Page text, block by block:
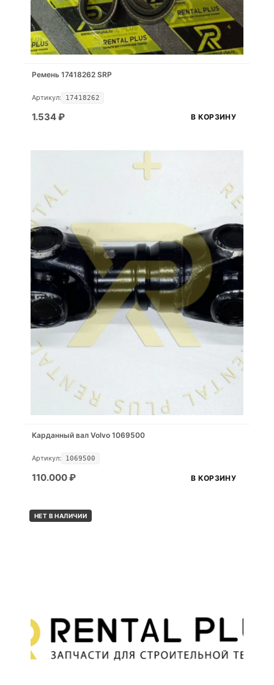
Ремень 17418262 SRP
Артикул: 17418262
1.534₽ В КОРЗИНУ
Карданный вал Volvo 1069500
Артикул: 1069500
110.000₽ В КОРЗИНУ
НЕТ В НАЛИЧИИ